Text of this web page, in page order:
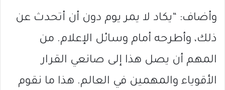
وأضاف: “يكاد لا يمر يوم دون أن أتحدث عن
ذلك، وأطرحه أمام وسائل الإعلام. من
المهم أن يصل هذا إلى صانعي القرار
الأقوياء والمهمين في العالم. هذا ما نقوم